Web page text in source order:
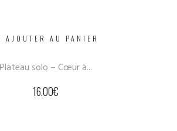
AJOUTER AU PANIER
Plateau solo – Cœur à...
16.00€